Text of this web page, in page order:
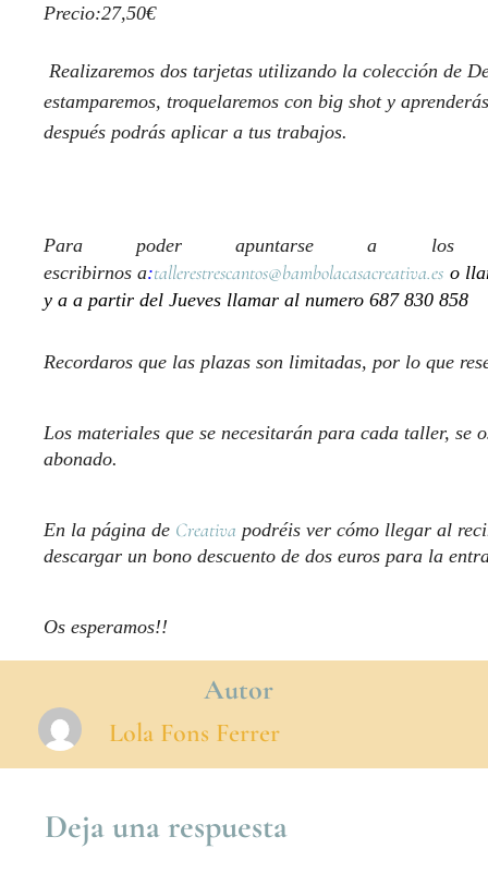
Precio:27,50€
Realizaremos dos tarjetas utilizando la colección de
estamparemos, troquelaremos con big shot y
después podrás aplicar a tus trabajos.
Para poder apuntarse a los
escribirnos a:tallerestrescantos@bambolacasacreativa.es o
y a a partir del Jueves llamar al numero 687 830 858
Recordaros que las plazas son limitadas, por lo que
Los materiales que se necesitarán para cada taller, se
abonado.
En la página de Creativa podréis ver cómo llegar al
descargar un bono descuento de dos euros para la
Os esperamos!!
Autor
Lola Fons Ferrer
Deja una respuesta